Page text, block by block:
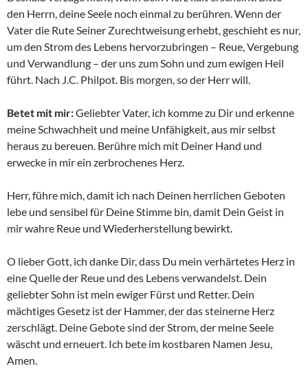
den Herrn, deine Seele noch einmal zu berühren. Wenn der
Vater die Rute Seiner Zurechtweisung erhebt, geschieht es nur,
um den Strom des Lebens hervorzubringen – Reue, Vergebung
und Verwandlung – der uns zum Sohn und zum ewigen Heil
führt. Nach J.C. Philpot. Bis morgen, so der Herr will.
Betet mit mir:Geliebter Vater, ich komme zu Dir und erkenne
meine Schwachheit und meine Unfähigkeit, aus mir selbst
heraus zu bereuen. Berühre mich mit Deiner Hand und
erwecke in mir ein zerbrochenes Herz.
Herr, führe mich, damit ich nach Deinen herrlichen Geboten
lebe und sensibel für Deine Stimme bin, damit Dein Geist in
mir wahre Reue und Wiederherstellung bewirkt.
O lieber Gott, ich danke Dir, dass Du mein verhärtetes Herz in
eine Quelle der Reue und des Lebens verwandelst. Dein
geliebter Sohn ist mein ewiger Fürst und Retter. Dein
mächtiges Gesetz ist der Hammer, der das steinerne Herz
zerschlägt. Deine Gebote sind der Strom, der meine Seele
wäscht und erneuert. Ich bete im kostbaren Namen Jesu,
Amen.